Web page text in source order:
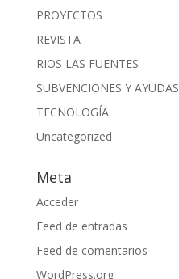
PROYECTOS
REVISTA
RIOS LAS FUENTES
SUBVENCIONES Y AYUDAS
TECNOLOGÍA
Uncategorized
Meta
Acceder
Feed de entradas
Feed de comentarios
WordPress.org